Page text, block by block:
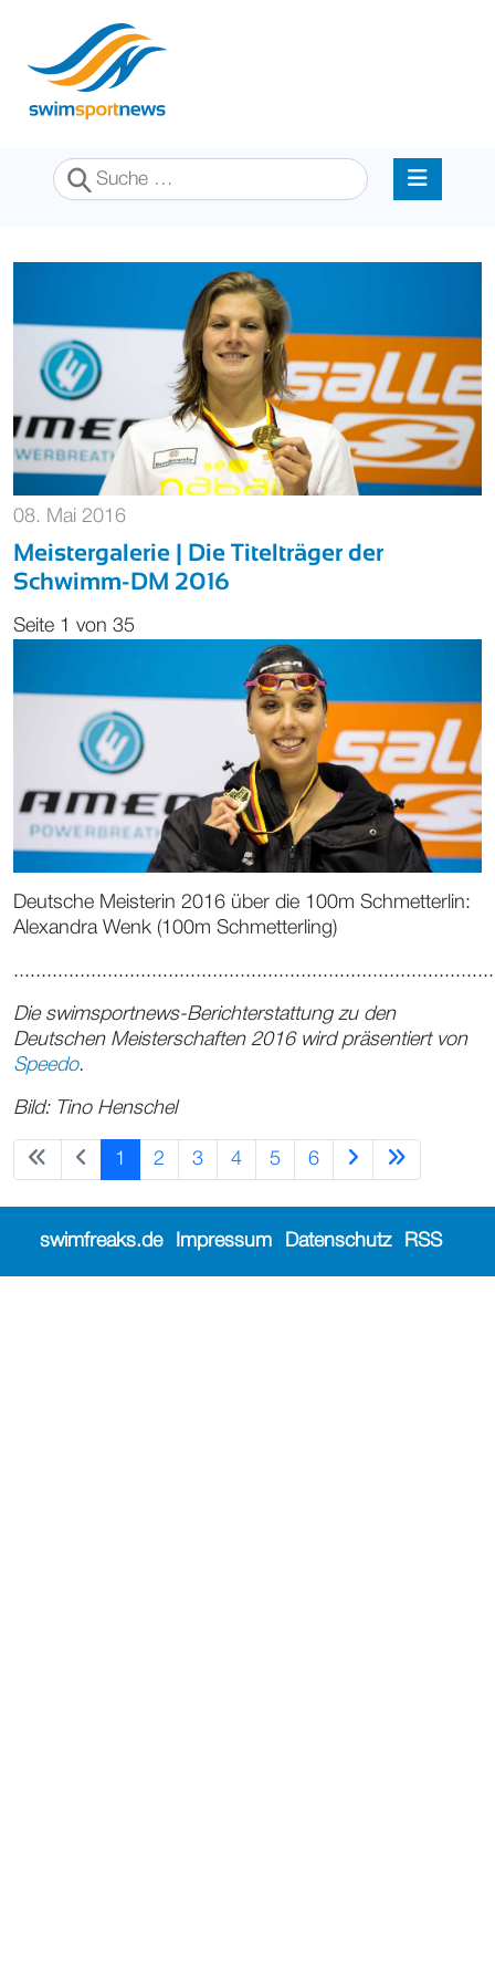
Suchen
08. Mai 2016
Meistergalerie | Die Titelträger der
Schwimm-DM 2016
Seite 1 von 35
Deutsche Meisterin 2016 über die 100m Schmetterlin:
Alexandra Wenk (100m Schmetterling)
Die swimsportnews-Berichterstattung zu den
Deutschen Meisterschaften 2016 wird präsentiert von
Speedo.
Bild: Tino Henschel
1 2 3 4 5 6
swimfreaks.de Impressum Datenschutz RSS